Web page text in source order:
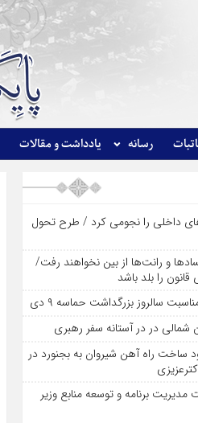
رسانه یادداشت و مقالات
داخلی را نجومی کرد / طرح تحول
و رانت‌ها از بین نخواهند رفت/
را بلد باشد
سالروز بزرگداشت حماسه ۹ دی
شمالی در در آستانه سفر رهبری
ساخت راه آهن شیروان به بجنورد در
برنامه و توسعه منابع وزیر